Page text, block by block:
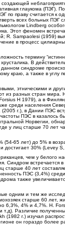
глаукома (ПЭГ).
праву считается к
всех больных ПЭГ
Lindberg
Этот феномен
R. Sampaolesi (1959)
в процесс
термину
В
синдроме
краю, а также в углу
этническими и
из разных стран мира.
H 1979), а в
среди населения
г.), в Дании ПЭС
ПЭС в казалось
Норвегии,
у лиц старше 70 лет
65 лет) до 5% в
достигает 30% (Levey S,
чем у белого
Синдром встречается в
40 лет
ПЭС (3,4%)
также
одним и тем же
старше 60 лет,
6,3%, 4% и 4,7%. H.
т.д). Различие
(1982 г.) изучал
он гораздо более